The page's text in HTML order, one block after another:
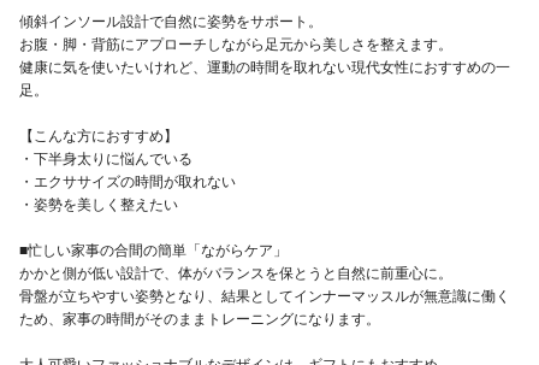
傾斜インソール設計で自然に姿勢をサポート。
お腹・脚・背筋にアプローチしながら足元から美しさを整えます。
健康に気を使いたいけれど、運動の時間を取れない現代女性におすすめの一
足。
【こんな方におすすめ】
・下半身太りに悩んでいる
・エクササイズの時間が取れない
・姿勢を美しく整えたい
■忙しい家事の合間の簡単「ながらケア」
かかと側が低い設計で、体がバランスを保とうと自然に前重心に。
骨盤が立ちやすい姿勢となり、結果としてインナーマッスルが無意識に働く
ため、家事の時間がそのままトレーニングになります。